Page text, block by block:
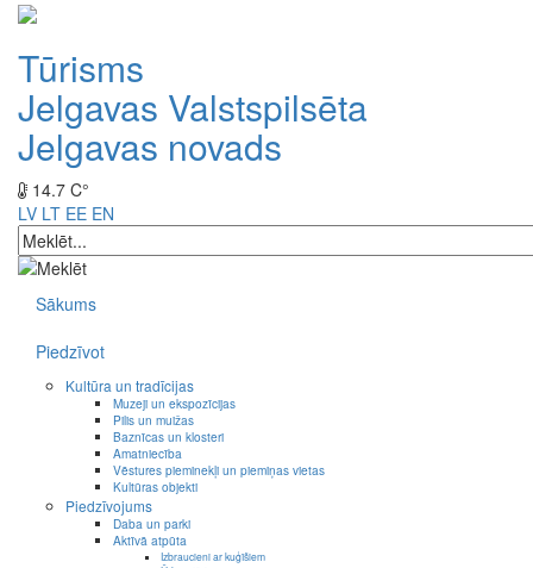
Tūrisms
Jelgavas Valstspilsēta
Jelgavas novads
14.7 C°
LV LT EE EN
Sākums
Piedzīvot
Kultūra un tradīcijas
Muzeji un ekspozīcijas
Pilis un muižas
Baznīcas un klosteri
Amatniecība
Vēstures pieminekļi un piemiņas vietas
Kultūras objekti
Piedzīvojums
Daba un parki
Aktīvā atpūta
Izbraucieni ar kuģīšiem